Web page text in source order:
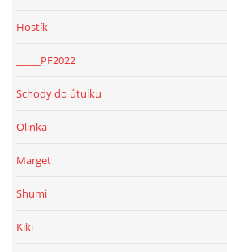
Hostík
_____PF2022
Schody do útulku
Olinka
Marget
Shumi
Kiki